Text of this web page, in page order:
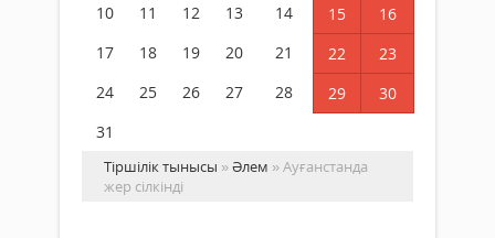
10
11 12 13 14 15
16
17
18 19 20 21 22
23
24
25 26 27 28 29
30
31
Тіршілік тынысы »Әлем » Ауғанстанда
жер сілкінді